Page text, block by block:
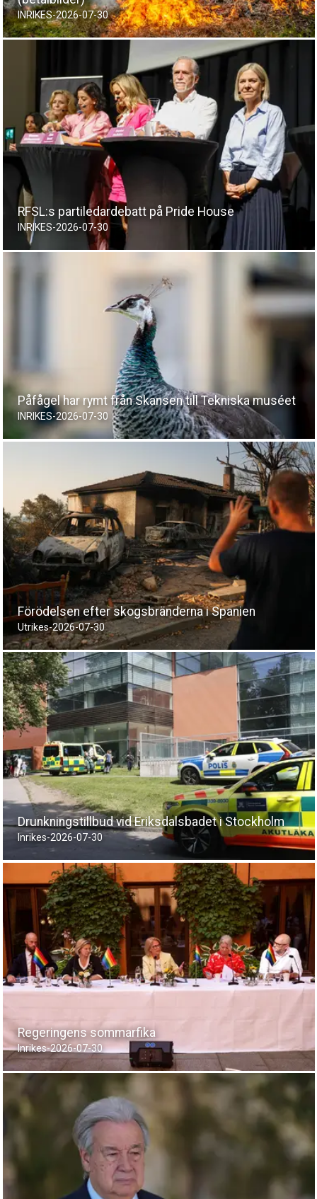
INRIKES-2026-07-30
RFSL:s partiledardebatt på Pride House
INRIKES-2026-07-30
Påfågel har rymt från Skansen till Tekniska muséet
INRIKES-2026-07-30
Förödelsen efter skogsbränderna i Spanien
Utrikes-2026-07-30
Drunkningstillbud vid Eriksdalsbadet i Stockholm
Inrikes-2026-07-30
Regeringens sommarfika
Inrikes-2026-07-30